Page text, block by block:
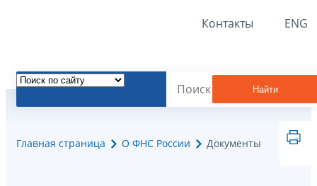
Контакты ENG
Найти
Главная страница О ФНС России Документы